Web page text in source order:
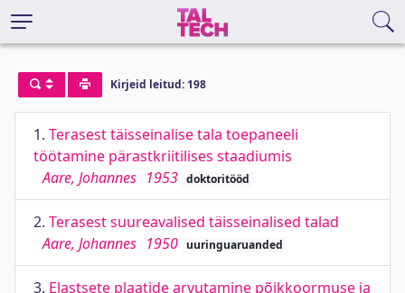
Kirjeid leitud: 198
1. Terasest täisseinalise tala toepaneeli
töötamine pärastkriitilises staadiumis
Aare, Johannes 1953 doktoritööd
2. Terasest suureavalised täisseinalised talad
Aare, Johannes 1950 uuringuaruanded
3. Elastsete plaatide arvutamine põikkoormuse ja